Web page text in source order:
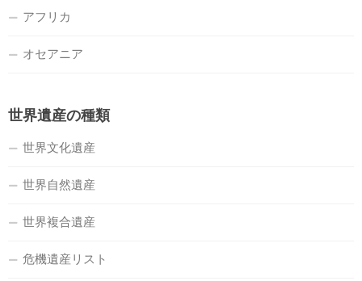
アフリカ
オセアニア
世界遺産の種類
世界文化遺産
世界自然遺産
世界複合遺産
危機遺産リスト